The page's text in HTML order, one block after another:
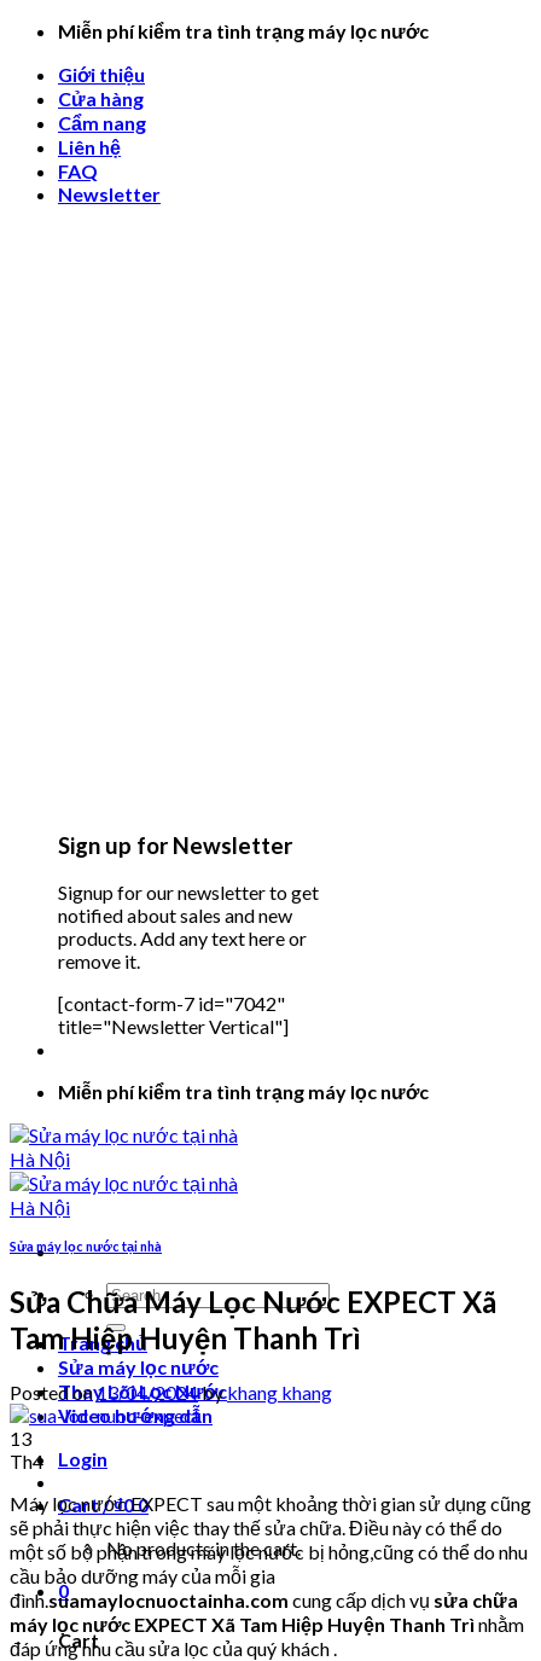
Skip
content
Miễn phí kiểm tra tình trạng máy lọc nước
Giới thiệu
Cửa hàng
Cẩm nang
Liên hệ
FAQ
Newsletter
Sign up for Newsletter
Signup for our newsletter to get
notified about sales and new
products. Add any text here or
remove it.
[contact-form-7 id="7042"
title="Newsletter Vertical"]
Miễn phí kiểm tra tình trạng máy lọc nước
Search
for:
Trang chủ
Sửa máy lọc nước
Thay Lõi Lọc Nước
Video hướng dẫn
Login
Cart /₫00
No products in the cart.
0
Cart
Sửa máy lọc nước tại nhà
Sửa Chữa Máy Lọc Nước EXPECT Xã
Tam Hiệp Huyện Thanh Trì
Posted on13/04/2024bykhang khang
13
Th4
Máy lọc nước EXPECT sau một khoảng thời gian sử dụng cũng
sẽ phải thực hiện việc thay thế sửa chữa. Điều này có thể do
một số bộ phận trong máy lọc nước bị hỏng,cũng có thể do nhu
cầu bảo dưỡng máy của mỗi gia
đình.suamaylocnuoctainha.com cung cấp dịch vụ sửa chữa
máy lọc nước EXPECT Xã Tam Hiệp Huyện Thanh Trì nhằm
đáp ứng nhu cầu sửa lọc của quý khách .